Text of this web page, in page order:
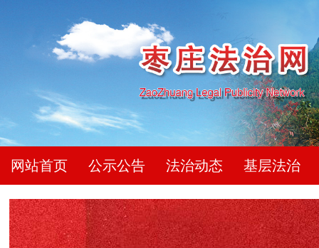
网站首页 公示公告 法治动态 基层法治